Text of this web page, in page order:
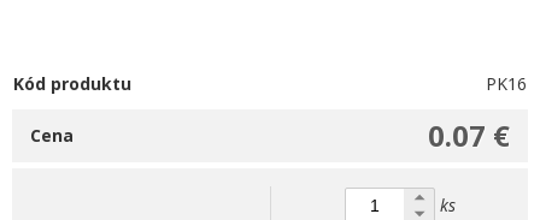
Kód produktu PK16
0.07 €
Cena
ks